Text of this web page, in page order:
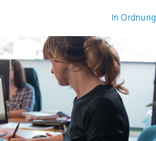
Show / hide main menuIn Ordnung